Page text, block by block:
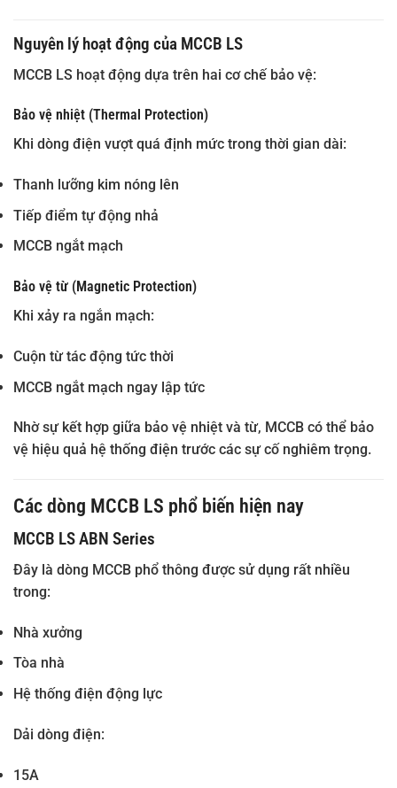
Nguyên lý hoạt động của MCCB LS
MCCB LS hoạt động dựa trên hai cơ chế bảo vệ:
Bảo vệ nhiệt (Thermal Protection)
Khi dòng điện vượt quá định mức trong thời gian dài:
Thanh lưỡng kim nóng lên
Tiếp điểm tự động nhả
MCCB ngắt mạch
Bảo vệ từ (Magnetic Protection)
Khi xảy ra ngắn mạch:
Cuộn từ tác động tức thời
MCCB ngắt mạch ngay lập tức
Nhờ sự kết hợp giữa bảo vệ nhiệt và từ, MCCB có thể bảo
vệ hiệu quả hệ thống điện trước các sự cố nghiêm trọng.
Các dòng MCCB LS phổ biến hiện nay
MCCB LS ABN Series
Đây là dòng MCCB phổ thông được sử dụng rất nhiều
trong:
Nhà xưởng
Tòa nhà
Hệ thống điện động lực
Dải dòng điện:
15A